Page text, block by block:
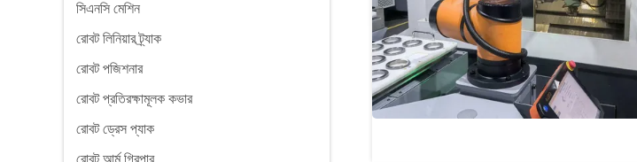
সিএনসি মেশিন
রোবট লিনিয়ার ট্র্যাক
রোবট পজিশনার
রোবট প্রতিরক্ষামূলক কভার
রোবট ড্রেস প্যাক
রোবট আর্ম গ্রিপার